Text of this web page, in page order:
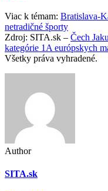
Viac k témam: Bratislava-
netradičné športy
Zdroj: SITA.sk – Čech
kategórie 1A európskych
Všetky práva vyhradené.
Author
SITA.sk